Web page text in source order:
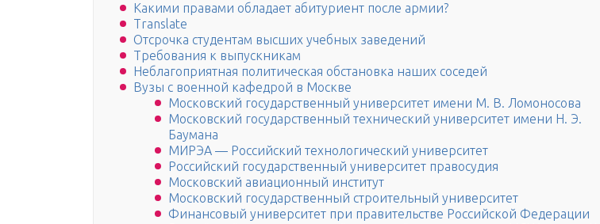
Какими правами обладает абитуриент после армии?
Translate
Отсрочка студентам высших учебных заведений
Требования к выпускникам
Неблагоприятная политическая обстановка наших соседей
Вузы с военной кафедрой в Москве
Московский государственный университет имени М. В. Ломоносова
Московский государственный технический университет имени Н. Э.
Баумана
МИРЭА — Российский технологический университет
Российский государственный университет правосудия
Московский авиационный институт
Московский государственный строительный университет
Финансовый университет при правительстве Российской Федерации